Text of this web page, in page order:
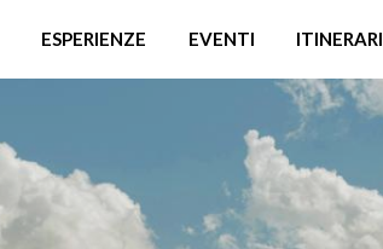
ESPERIENZE EVENTI ITINERARI